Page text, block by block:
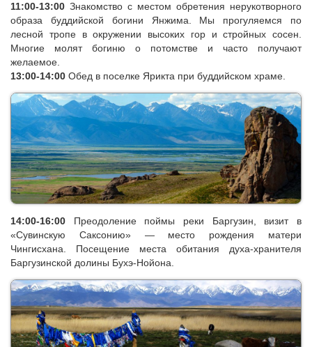
11:00-13:00 Знакомство с местом обретения нерукотворного
образа буддийской богини Янжима. Мы прогуляемся по
лесной тропе в окружении высоких гор и стройных сосен.
Многие молят богиню о потомстве и часто получают
желаемое.
13:00-14:00 Обед в поселке Ярикта при буддийском храме.
14:00-16:00 Преодоление поймы реки Баргузин, визит в
«Сувинскую Саксонию» — место рождения матери
Чингисхана. Посещение места обитания духа-хранителя
Баргузинской долины Бухэ-Нойона.